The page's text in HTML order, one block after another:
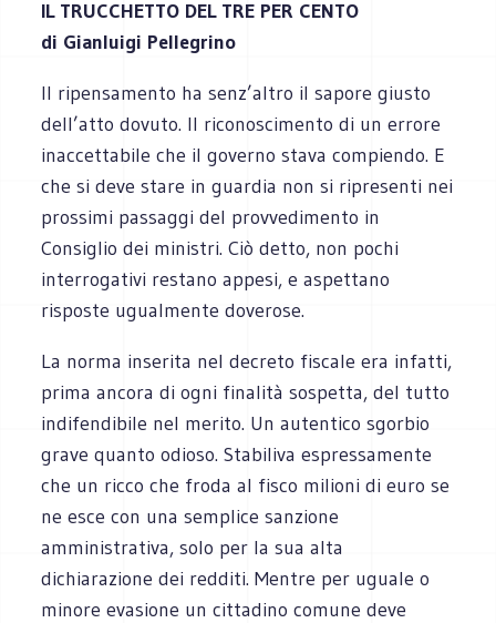
IL TRUCCHETTO DEL TRE PER CENTO
di Gianluigi Pellegrino
Il ripensamento ha senz’altro il sapore giusto
dell’atto dovuto. Il riconoscimento di un errore
inaccettabile che il governo stava compiendo. E
che si deve stare in guardia non si ripresenti nei
prossimi passaggi del provvedimento in
Consiglio dei ministri. Ciò detto, non pochi
interrogativi restano appesi, e aspettano
risposte ugualmente doverose.
La norma inserita nel decreto fiscale era infatti,
prima ancora di ogni finalità sospetta, del tutto
indifendibile nel merito. Un autentico sgorbio
grave quanto odioso. Stabiliva espressamente
che un ricco che froda al fisco milioni di euro se
ne esce con una semplice sanzione
amministrativa, solo per la sua alta
dichiarazione dei redditi. Mentre per uguale o
minore evasione un cittadino comune deve